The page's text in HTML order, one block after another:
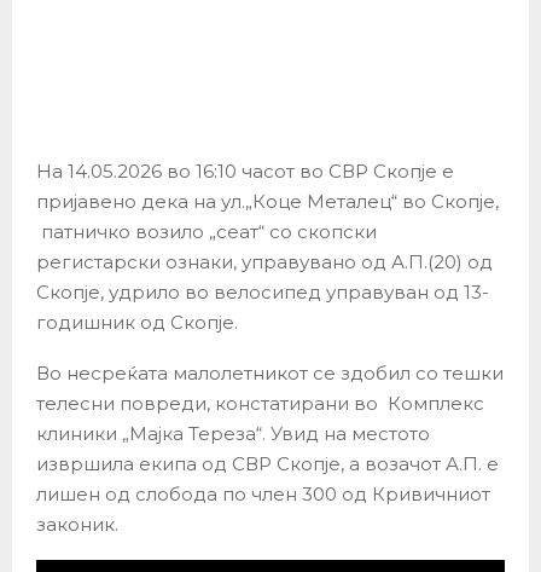
На 14.05.2026 во 16:10 часот во СВР Скопје е
пријавено дека на ул.„Коце Металец“ во Скопје,
патничко возило „сеат“ со скопски
регистарски ознаки, управувано од А.П.(20) од
Скопје, удрило во велосипед управуван од 13-
годишник од Скопје.
Во несреќата малолетникот се здобил со тешки
телесни повреди, констатирани во Комплекс
клиники „Мајка Тереза“. Увид на местото
извршила екипа од СВР Скопје, а возачот А.П. е
лишен од слобода по член 300 од Кривичниот
законик.